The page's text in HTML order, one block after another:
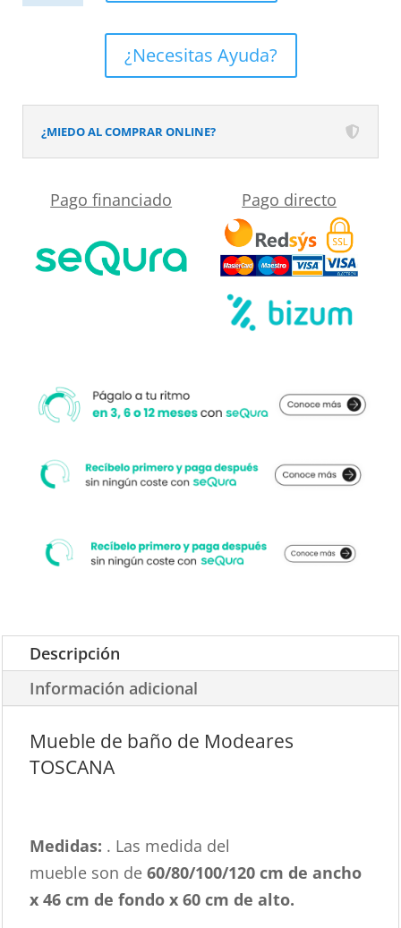
cajones
TOSCANA
con
porcelana
TURQUESA
¿Necesitas Ayuda?
¿MIEDO AL COMPRAR ONLINE?
Pago financiado Pago directo
Descripción
Información adicional
Mueble de baño de Modeares
TOSCANA
Medidas: . Las medida del
mueble son de60/80/100/120 cm de ancho
x 46 cm de fondo x 60 cm de alto.